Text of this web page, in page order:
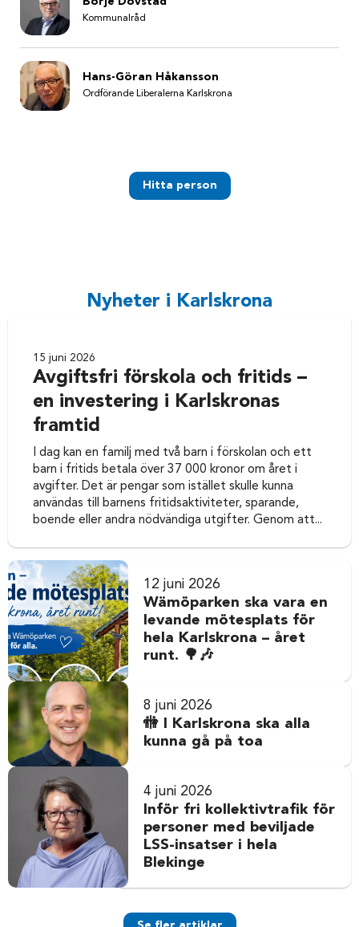
Kommunalråd
Hans-Göran Håkansson
Ordförande Liberalerna Karlskrona
Hitta person
Nyheter i Karlskrona
15 juni 2026
Avgiftsfri förskola och fritids –
en investering i Karlskronas
framtid
I dag kan en familj med två barn i förskolan och ett
barn i fritids betala över 37 000 kronor om året i
avgifter. Det är pengar som istället skulle kunna
användas till barnens fritidsaktiviteter, sparande,
boende eller andra nödvändiga utgifter. Genom att...
12 juni 2026
Wämöparken ska vara en
levande mötesplats för
hela Karlskrona – året
runt. 🌳🎶
8 juni 2026
🚻 I Karlskrona ska alla
kunna gå på toa
4 juni 2026
Inför fri kollektivtrafik för
personer med beviljade
LSS-insatser i hela
Blekinge